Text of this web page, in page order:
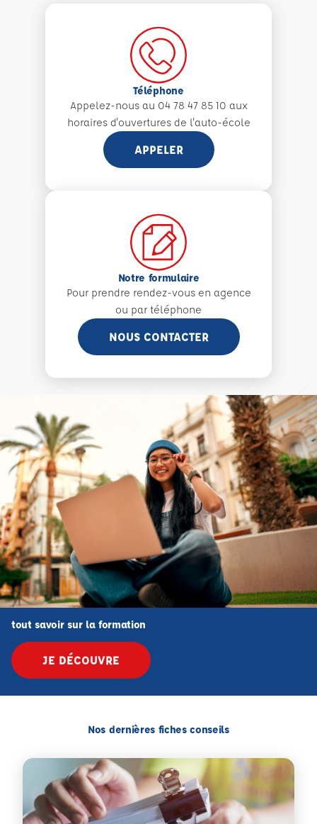
Téléphone
Appelez-nous au 04 78 47 85 10 aux
horaires d'ouvertures de l'auto-école
APPELER
Notre formulaire
Pour prendre rendez-vous en agence
ou par téléphone
NOUS CONTACTER
tout savoir sur la formation
JE DÉCOUVRE
Nos dernières fiches conseils